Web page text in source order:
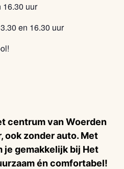
16.30 uur
en 16.30 uur
centrum van Woerden
ook zonder auto. Met
je gemakkelijk bij Het
én comfortabel!